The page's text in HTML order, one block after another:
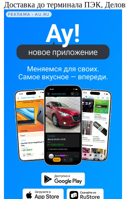
Доставка до терминала ПЭК,
РЕКЛАМА • AU.RU